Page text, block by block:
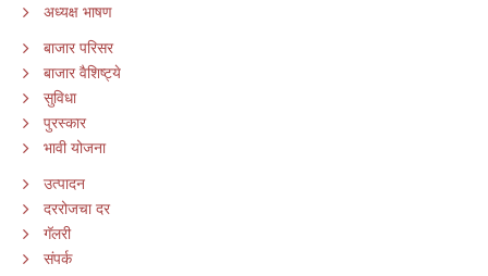
अध्यक्ष भाषण
बाजार परिसर
बाजार वैशिष्ट्ये
सुविधा
पुरस्कार
भावी योजना
उत्पादन
दररोजचा दर
गॅलरी
संपर्क